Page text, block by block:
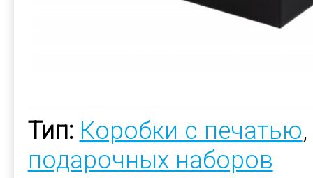
Тип: Коробки с печатью,
подарочных наборов